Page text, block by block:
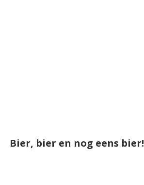
Bier, bier en nog eens bier!